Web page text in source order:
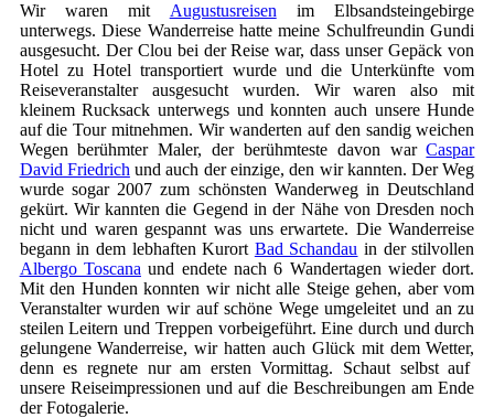
Wir waren mit Augustusreisen im Elbsandsteingebirge
unterwegs. Diese Wanderreise hatte meine Schulfreundin Gundi
ausgesucht. Der Clou bei der Reise war, dass unser Gepäck von
Hotel zu Hotel transportiert wurde und die Unterkünfte vom
Reiseveranstalter ausgesucht wurden. Wir waren also mit
kleinem Rucksack unterwegs und konnten auch unsere Hunde
auf die Tour mitnehmen. Wir wanderten auf den sandig weichen
Wegen berühmter Maler, der berühmteste davon warCaspar
David Friedrich und auch der einzige, den wir kannten. Der Weg
wurde sogar 2007 zum schönsten Wanderweg in Deutschland
gekürt. Wir kannten die Gegend in der Nähe von Dresden noch
nicht und waren gespannt was uns erwartete. Die Wanderreise
begann in dem lebhaften Kurort Bad Schandau in der stilvollen
Albergo Toscana und endete nach 6 Wandertagen wieder dort.
Mit den Hunden konnten wir nicht alle Steige gehen, aber vom
Veranstalter wurden wir auf schöne Wege umgeleitet und an zu
steilen Leitern und Treppen vorbeigeführt. Eine durch und durch
gelungene Wanderreise, wir hatten auch Glück mit dem Wetter,
denn es regnete nur am ersten Vormittag. Schaut selbst auf
unsere Reiseimpressionen und auf die Beschreibungen am Ende
der Fotogalerie.